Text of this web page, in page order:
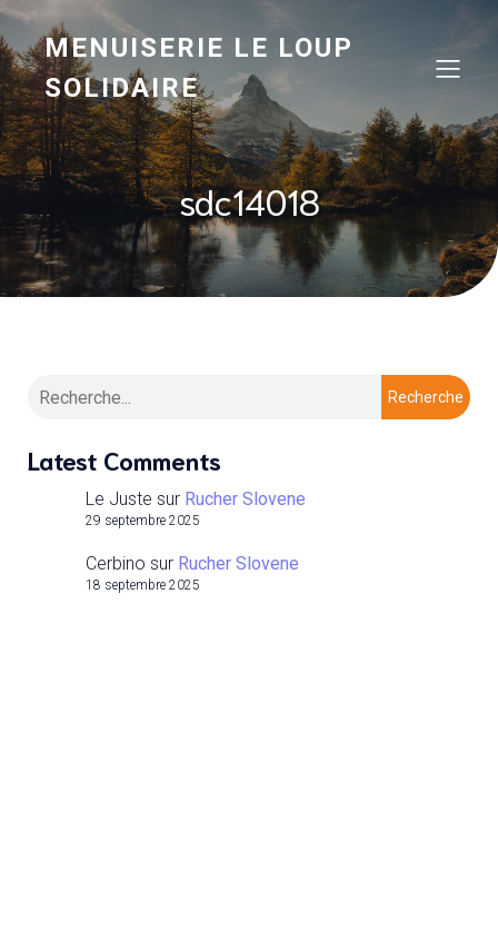
MENUISERIE LE LOUP
SOLIDAIRE
sdc14018
Recherche
Latest Comments
Le Juste sur Rucher Slovene
29 septembre 2025
Cerbino sur Rucher Slovene
18 septembre 2025